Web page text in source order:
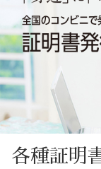
各種証明